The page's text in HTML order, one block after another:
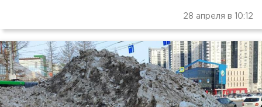
28 апреля в 10:12